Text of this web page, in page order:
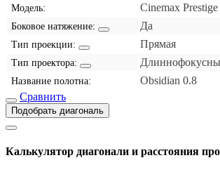
Модель: Cinemax Prestige
Боковое натяжение: Да
Тип проекции: Прямая
Тип проектора:
Название полотна:
Obsidian 0.8
Сравнить
Подобрать диагональ
Калькулятор диагонали и расстояния